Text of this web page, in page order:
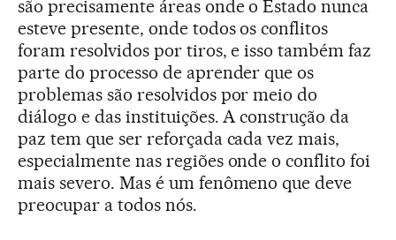
são precisamente áreas onde o Estado nunca
esteve presente, onde todos os conflitos
foram resolvidos por tiros, e isso também faz
parte do processo de aprender que os
problemas são resolvidos por meio do
diálogo e das instituições. A construção da
paz tem que ser reforçada cada vez mais,
especialmente nas regiões onde o conflito foi
mais severo. Mas é um fenômeno que deve
preocupar a todos nós.